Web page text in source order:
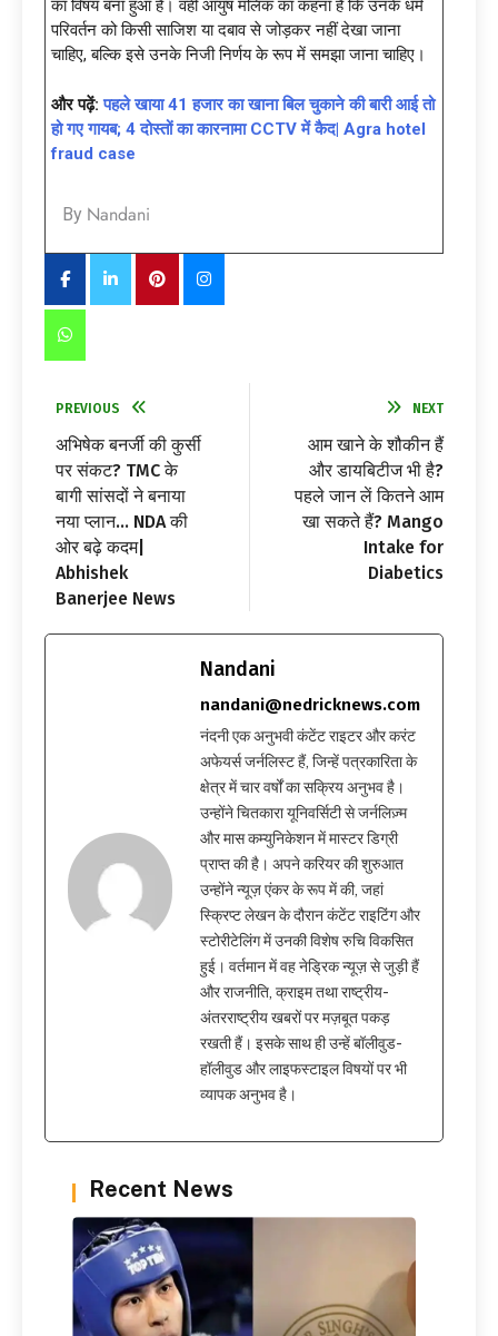
का विषय बना हुआ है। वहीं आयुष मलिक का कहना है कि उनके धर्म
परिवर्तन को किसी साजिश या दबाव से जोड़कर नहीं देखा जाना
चाहिए, बल्कि इसे उनके निजी निर्णय के रूप में समझा जाना चाहिए।
और पढ़ें:पहले खाया 41 हजार का खाना बिल चुकाने की बारी आई तो
हो गए गायब; 4 दोस्तों का कारनामा CCTV में कैद| Agra hotel
fraud case
By Nandani
PREVIOUS
अभिषेक बनर्जी की कुर्सी
पर संकट? TMC के
बागी सांसदों ने बनाया
नया प्लान… NDA की
ओर बढ़े कदम|
Abhishek
Banerjee News
NEXT
आम खाने के शौकीन हैं
और डायबिटीज भी है?
पहले जान लें कितने आम
खा सकते हैं? Mango
Intake for
Diabetics
Nandani
nandani@nedricknews.com
नंदनी एक अनुभवी कंटेंट राइटर और करंट
अफेयर्स जर्नलिस्ट हैं, जिन्हें पत्रकारिता के
क्षेत्र में चार वर्षों का सक्रिय अनुभव है।
उन्होंने चितकारा यूनिवर्सिटी से जर्नलिज़्म
और मास कम्युनिकेशन में मास्टर डिग्री
प्राप्त की है। अपने करियर की शुरुआत
उन्होंने न्यूज़ एंकर के रूप में की, जहां
स्क्रिप्ट लेखन के दौरान कंटेंट राइटिंग और
स्टोरीटेलिंग में उनकी विशेष रुचि विकसित
हुई। वर्तमान में वह नेड्रिक न्यूज़ से जुड़ी हैं
और राजनीति, क्राइम तथा राष्ट्रीय-
अंतरराष्ट्रीय खबरों पर मज़बूत पकड़
रखती हैं। इसके साथ ही उन्हें बॉलीवुड-
हॉलीवुड और लाइफस्टाइल विषयों पर भी
व्यापक अनुभव है।
Recent News